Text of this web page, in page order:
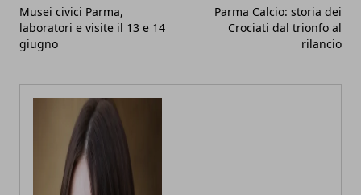
Musei civici Parma,
laboratori e visite il 13 e 14
giugno
Parma Calcio: storia dei
Crociati dal trionfo al
rilancio